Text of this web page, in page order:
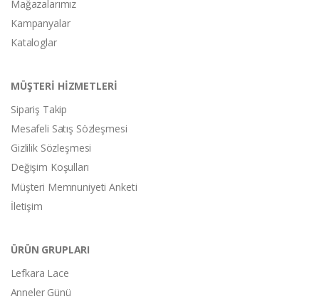
Mağazalarımız
Kampanyalar
Kataloglar
MÜŞTERİ HİZMETLERİ
Sipariş Takip
Mesafeli Satış Sözleşmesi
Gizlilik Sözleşmesi
Değişim Koşulları
Müşteri Memnuniyeti Anketi
İletişim
ÜRÜN GRUPLARI
Lefkara Lace
Anneler Günü